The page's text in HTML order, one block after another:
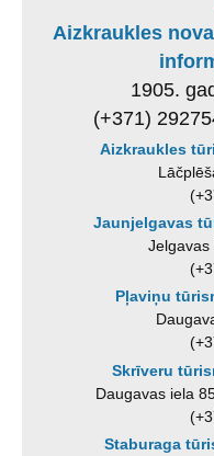
Aizkraukles
1905.
(+371)
Aizkraukles
Jaunjelgavas
Jelgavas
Pļaviņu
Skrīveru
Daugavas iela
Staburaga